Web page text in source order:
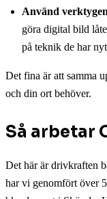
Använd
göra digital bild
på teknik de har
Det fina är att samma
och din ort behöver.
Så arbetar
Det här är drivkraften
har vi genomfört över